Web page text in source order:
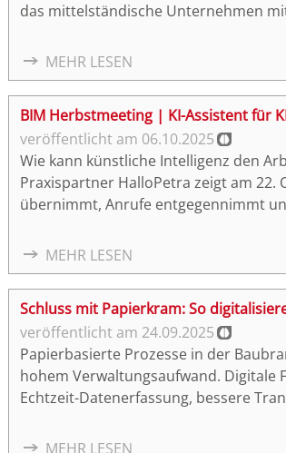
das mittelständische Unternehmen
bei der BHRE, und Christian Spindler,
Sustainaccount, über Ziele und
MEHR LESEN
BIM Herbstmeeting | KI-Assistent für
06.10.2025
Wie kann künstliche Intelligenz den
Praxispartner HalloPetra zeigt am
übernimmt, Anrufe entgegennimmt
MEHR LESEN
Schluss mit Papierkram: So
24.09.2025
Papierbasierte Prozesse in der
hohem Verwaltungsaufwand.
Echtzeit-Datenerfassung, bessere
die diesen Schritt gehen, profitieren
MEHR LESEN